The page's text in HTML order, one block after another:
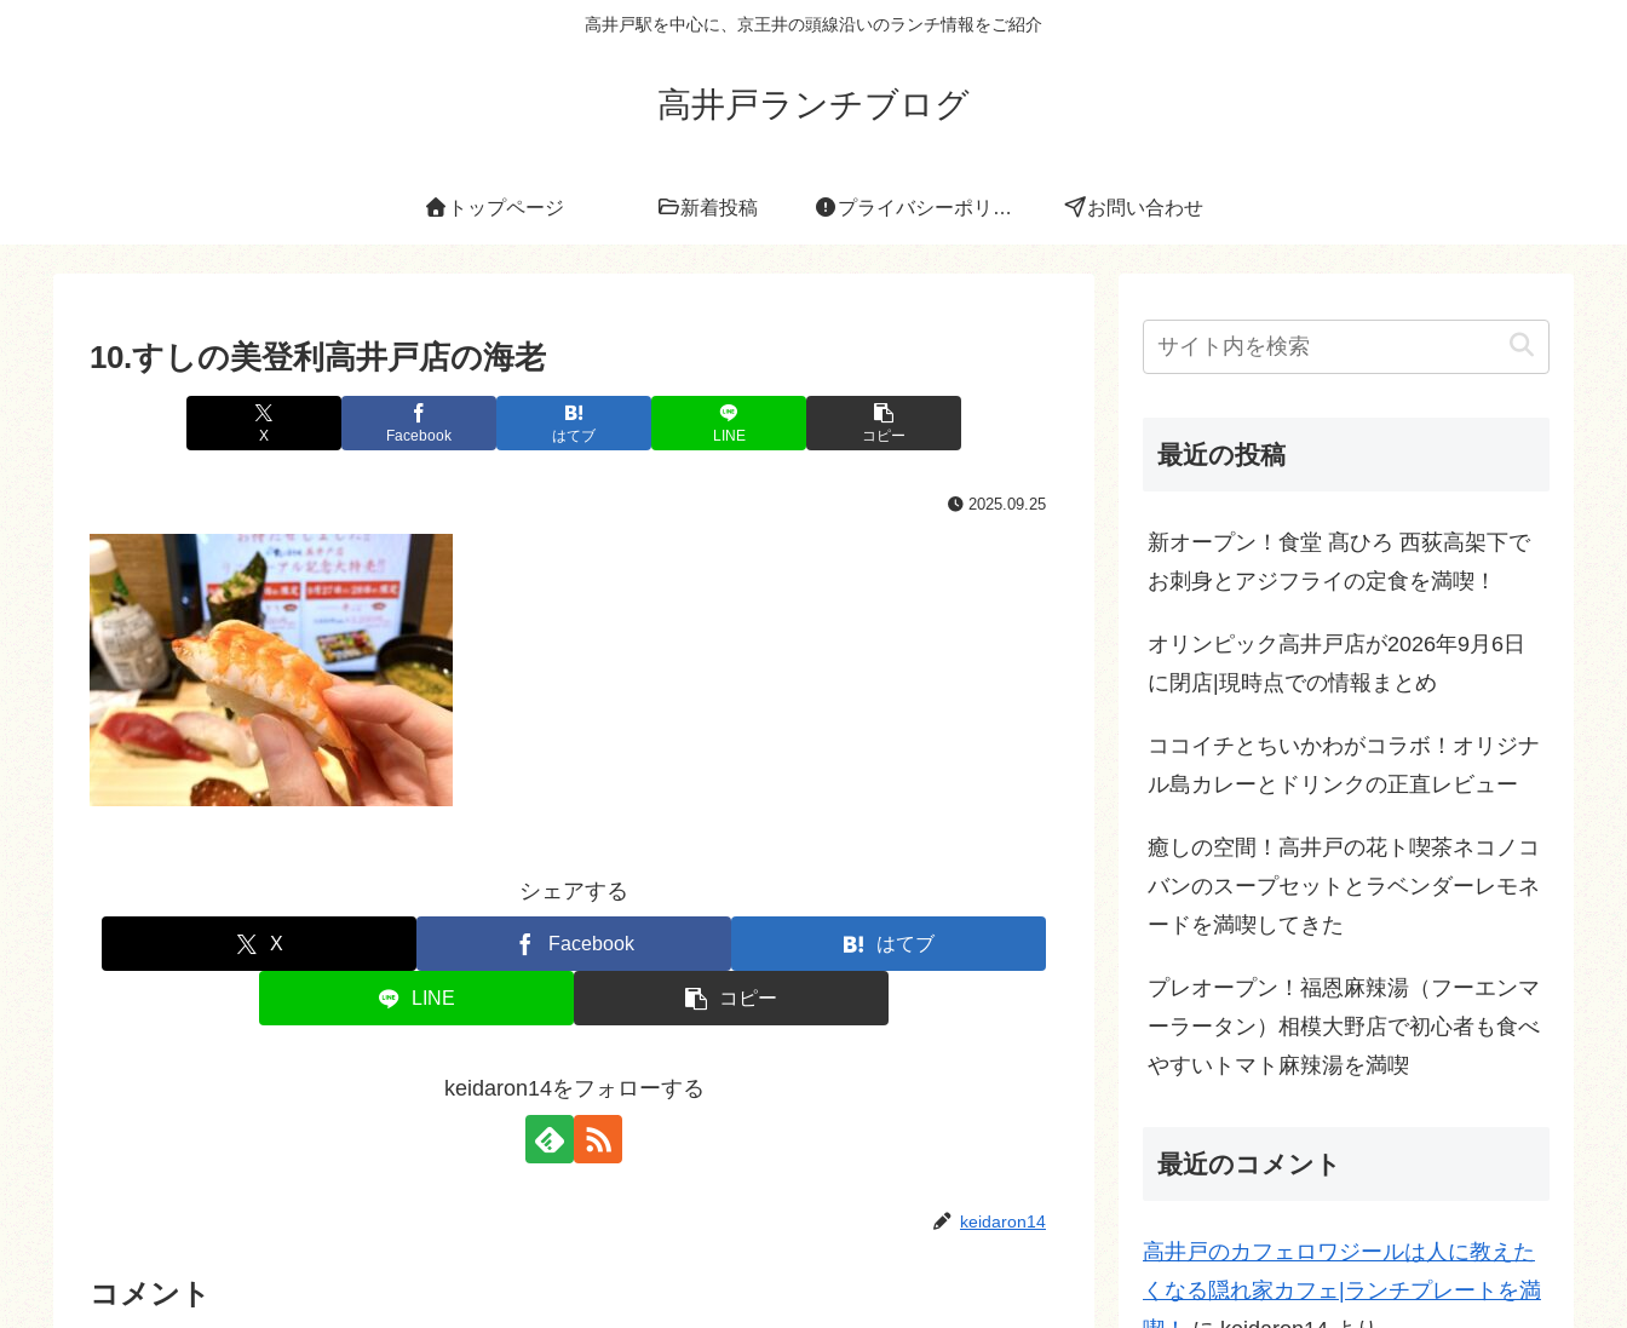
高井戸駅を中心に、京王井の頭線沿いのランチ情報をご紹介
高井戸ランチブログ
トップページ 新着投稿 プライバシーポリシー お問い合わせ
10.すしの美登利高井戸店の海老
X Facebook はてブ LINE コピー
2025.09.25
シェアする
X Facebook はてブ
LINE コピー
keidaron14をフォローする
keidaron14
コメント
最近の投稿
新オープン！食堂 髙ひろ 西荻高架下で
お刺身とアジフライの定食を満喫！
オリンピック高井戸店が2026年9月6日
に閉店|現時点での情報まとめ
ココイチとちいかわがコラボ！オリジナ
ル島カレーとドリンクの正直レビュー
癒しの空間！高井戸の花ト喫茶ネコノコ
バンのスープセットとラベンダーレモネ
ードを満喫してきた
プレオープン！福恩麻辣湯（フーエンマ
ーラータン）相模大野店で初心者も食べ
やすいトマト麻辣湯を満喫
最近のコメント
高井戸のカフェロワジールは人に教えた
くなる隠れ家カフェ|ランチプレートを満